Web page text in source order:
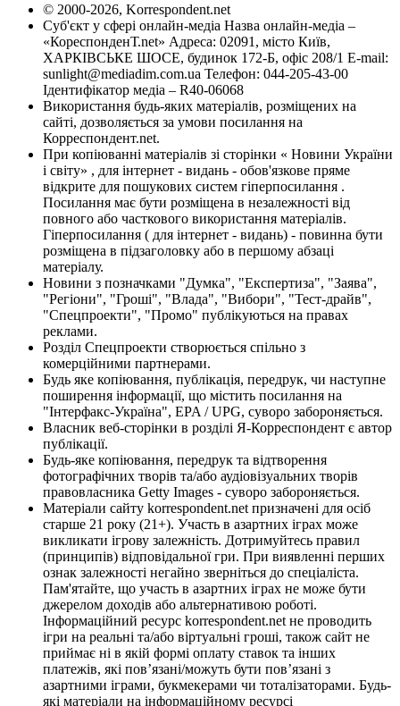
© 2000-2026, Korrespondent.net
Суб'єкт у сфері онлайн-медіа Назва онлайн-медіа –
«КореспонденТ.net» Адреса: 02091, місто Київ,
ХАРКІВСЬКЕ ШОСЕ, будинок 172-Б, офіс 208/1 E-mail:
sunlight@mediadim.com.ua Телефон: 044-205-43-00
Ідентифікатор медіа – R40-06068
Використання будь-яких матеріалів, розміщених на
сайті, дозволяється за умови посилання на
Корреспондент.net.
При копіюванні матеріалів зі сторінки « Новини України
і світу» , для інтернет - видань - обов'язкове пряме
відкрите для пошукових систем гіперпосилання .
Посилання має бути розміщена в незалежності від
повного або часткового використання матеріалів.
Гіперпосилання ( для інтернет - видань) - повинна бути
розміщена в підзаголовку або в першому абзаці
матеріалу.
Новини з позначками "Думка", "Експертиза", "Заява",
"Регіони", "Гроші", "Влада", "Вибори", "Тест-драйв",
"Спецпроекти", "Промо" публікуються на правах
реклами.
Розділ Спецпроекти створюється спільно з
комерційними партнерами.
Будь яке копіювання, публікація, передрук, чи наступне
поширення інформації, що містить посилання на
"Інтерфакс-Україна", EPA / UPG, суворо забороняється.
Власник веб-сторінки в розділі Я-Корреспондент є автор
публікації.
Будь-яке копіювання, передрук та відтворення
фотографічних творів та/або аудіовізуальних творів
правовласника Getty Images - суворо забороняється.
Матеріали сайту korrespondent.net призначені для осіб
старше 21 року (21+). Участь в азартних іграх може
викликати ігрову залежність. Дотримуйтесь правил
(принципів) відповідальної гри. При виявленні перших
ознак залежності негайно зверніться до спеціаліста.
Пам'ятайте, що участь в азартних іграх не може бути
джерелом доходів або альтернативою роботі.
Інформаційний ресурс korrespondent.net не проводить
ігри на реальні та/або віртуальні гроші, також сайт не
приймає ні в якій формі оплату ставок та інших
платежів, які пов’язані/можуть бути пов’язані з
азартними іграми, букмекерами чи тоталізаторами. Будь-
які матеріали на інформаційному ресурсі